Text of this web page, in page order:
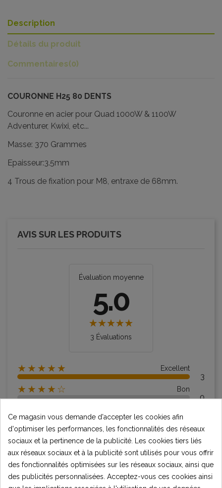
Description
Détails du produit
Commentaires(0)
COURONNE H25 80 DENTS
Couronne en acier pour Quad 1000W & 1100W
Adventurer, Kwixi, etc...
Masse: 370 Grammes
Epaisseur:3.5mm
4 Trous de fixation pour M8, entraxe de 68mm.
AVIS SUR LES PRODUITS
Évaluation moyenne
5.0
3 Évaluations
★★★★★ Excellent
3
★★★★☆ Bon
0
★★☆☆☆ Pauvres
0
★☆☆☆☆ Terrible
Ce magasin vous demande d'accepter les cookies afin
d'optimiser les performances, les fonctionnalités des réseaux
sociaux et la pertinence de la publicité. Les cookies tiers liés
aux réseaux sociaux et à la publicité sont utilisés pour vous offrir
des fonctionnalités optimisées sur les réseaux sociaux, ainsi que
des publicités personnalisées. Acceptez-vous ces cookies ainsi